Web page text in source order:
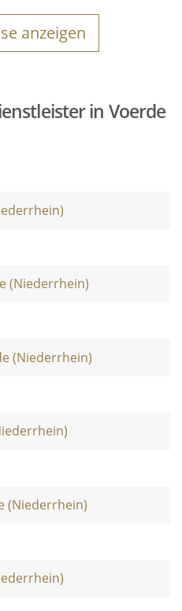
anzeigen
in Voerde
(Niederrhein)
(Niederrhein)
(Niederrhein)